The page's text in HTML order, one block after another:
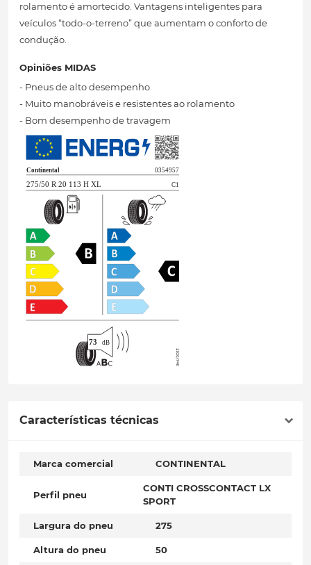
rolamento é amortecido. Vantagens inteligentes para
veículos “todo-o-terreno” que aumentam o conforto de
condução.
Opiniões MIDAS
- Pneus de alto desempenho
- Muito manobráveis ​​e resistentes ao rolamento
- Bom desempenho de travagem
Características técnicas
Marca comercial CONTINENTAL
Perfil pneu
CONTI CROSSCONTACT LX
SPORT
Largura do pneu 275
Altura do pneu 50